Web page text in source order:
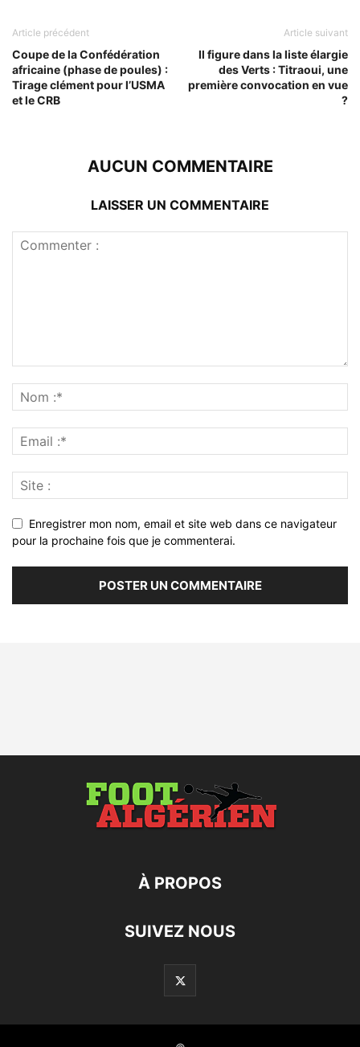
Article précédent
Coupe de la Confédération
africaine (phase de poules) :
Tirage clément pour l’USMA
et le CRB
Article suivant
Il figure dans la liste élargie
des Verts : Titraoui, une
première convocation en vue
?
AUCUN COMMENTAIRE
LAISSER UN COMMENTAIRE
Enregistrer mon nom, email et site web dans ce navigateur
pour la prochaine fois que je commenterai.
À PROPOS
SUIVEZ NOUS